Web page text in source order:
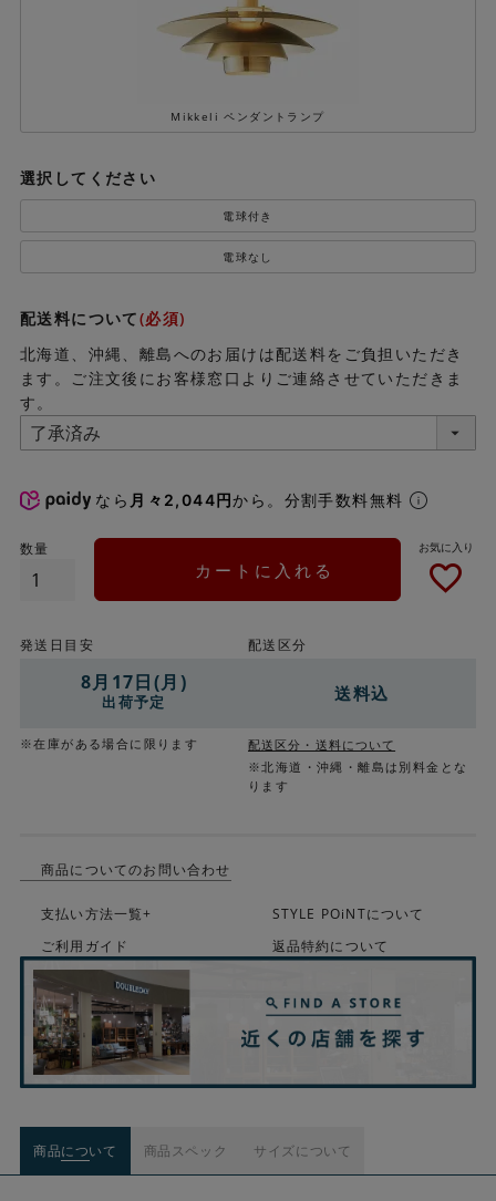
Mikkeli ペンダントランプ
選択してください
電球付き
電球なし
配送料について(必須)
北海道、沖縄、離島へのお届けは配送料をご負担いただき
ます。ご注文後にお客様窓口よりご連絡させていただきま
す。
なら 月々2,044円から。分割手数料無料
カートに入れる
発送日目安
8月17日(月)
出荷予定
※在庫がある場合に限ります
配送区分
送料込
配送区分・送料について
※北海道・沖縄・離島は別料金とな
ります
商品についてのお問い合わせ
支払い方法一覧+
STYLE POiNTについて
ご利用ガイド
返品特約について
商品について 商品スペック サイズについて